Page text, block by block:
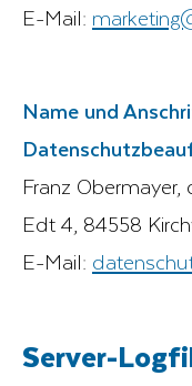
E-Mail:
Name und
Franz
Edt 4, 84558
E-Mail:
Server-